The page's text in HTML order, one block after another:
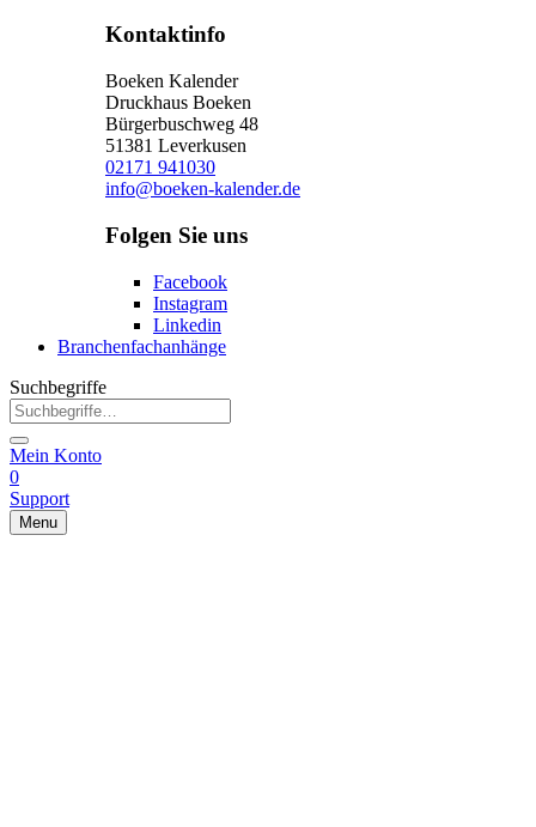
Kontaktinfo
Boeken Kalender
Druckhaus Boeken
Bürgerbuschweg 48
51381 Leverkusen
02171 941030
info@boeken-kalender.de
Folgen Sie uns
Facebook
Instagram
Linkedin
Branchenfachanhänge
Suchbegriffe
Mein Konto
0
Support
Menu